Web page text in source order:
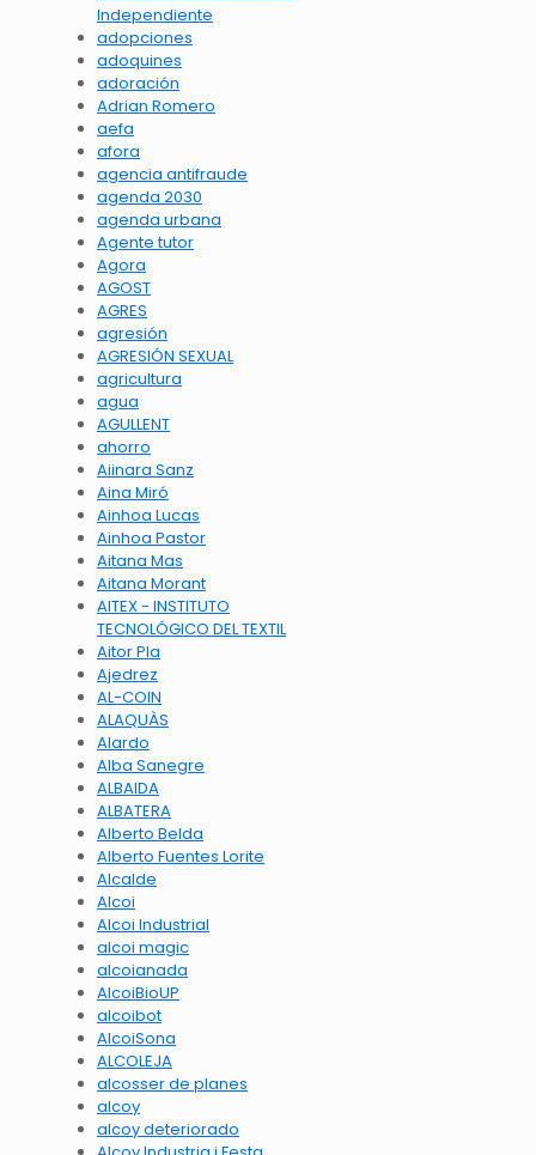
Independiente
adopciones
adoquines
adoración
Adrian Romero
aefa
afora
agencia antifraude
agenda 2030
agenda urbana
Agente tutor
Agora
AGOST
AGRES
agresión
AGRESIÓN SEXUAL
agricultura
agua
AGULLENT
ahorro
Aiinara Sanz
Aina Miró
Ainhoa Lucas
Ainhoa Pastor
Aitana Mas
Aitana Morant
AITEX - INSTITUTO
TECNOLÓGICO DEL TEXTIL
Aitor Pla
Ajedrez
AL-COIN
ALAQUÀS
Alardo
Alba Sanegre
ALBAIDA
ALBATERA
Alberto Belda
Alberto Fuentes Lorite
Alcalde
Alcoi
Alcoi Industrial
alcoi magic
alcoianada
AlcoiBioUP
alcoibot
AlcoiSona
ALCOLEJA
alcosser de planes
alcoy
alcoy deteriorado